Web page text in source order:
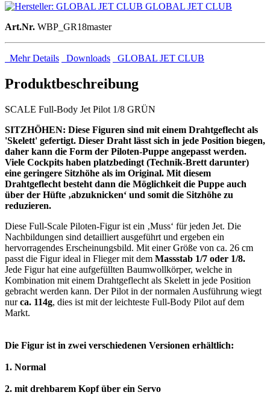
GLOBAL JET CLUB
Art.Nr. WBP_GR18master
Mehr Details Downloads GLOBAL JET CLUB
Produktbeschreibung
SCALE Full-Body Jet Pilot 1/8 GRÜN
SITZHÖHEN: Diese Figuren sind mit einem Drahtgeflecht als
'Skelett' gefertigt. Dieser Draht lässt sich in jede Position biegen,
daher kann die Form der Piloten-Puppe angepasst werden.
Viele Cockpits haben platzbedingt (Technik-Brett darunter)
eine geringere Sitzhöhe als im Original. Mit diesem
Drahtgeflecht besteht dann die Möglichkeit die Puppe auch
über der Hüfte ‚abzuknicken‘ und somit die Sitzhöhe zu
reduzieren.
Diese Full-Scale Piloten-Figur ist ein ‚Muss‘ für jeden Jet. Die
Nachbildungen sind detailliert ausgeführt und ergeben ein
hervorragendes Erscheinungsbild. Mit einer Größe von ca. 26 cm
passt die Figur ideal in Flieger mit dem Massstab 1/7 oder 1/8.
Jede Figur hat eine aufgefüllten Baumwollkörper, welche in
Kombination mit einem Drahtgeflecht als Skelett in jede Position
gebracht werden kann. Der Pilot in der normalen Ausführung wiegt
nurca. 114g, dies ist mit der leichteste Full-Body Pilot auf dem
Markt.
Die Figur ist in zwei verschiedenen Versionen erhältlich:
1. Normal
2. mit drehbarem Kopf über ein Servo